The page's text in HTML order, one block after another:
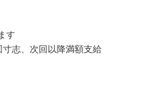
す
志、次回以降満額支給